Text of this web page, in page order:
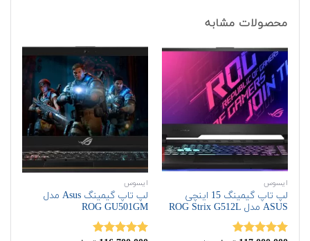
محصولات مشابه
ایسوس
لپ تاپ گیمینگ 15 اینچی
ASUS مدل ROG Strix G512L
ایسوس
لپ تاپ گیمینگ Asus مدل
ROG GU501GM